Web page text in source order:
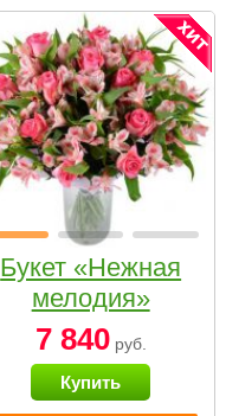
Букет «Нежная
мелодия»
7 840руб.
Купить